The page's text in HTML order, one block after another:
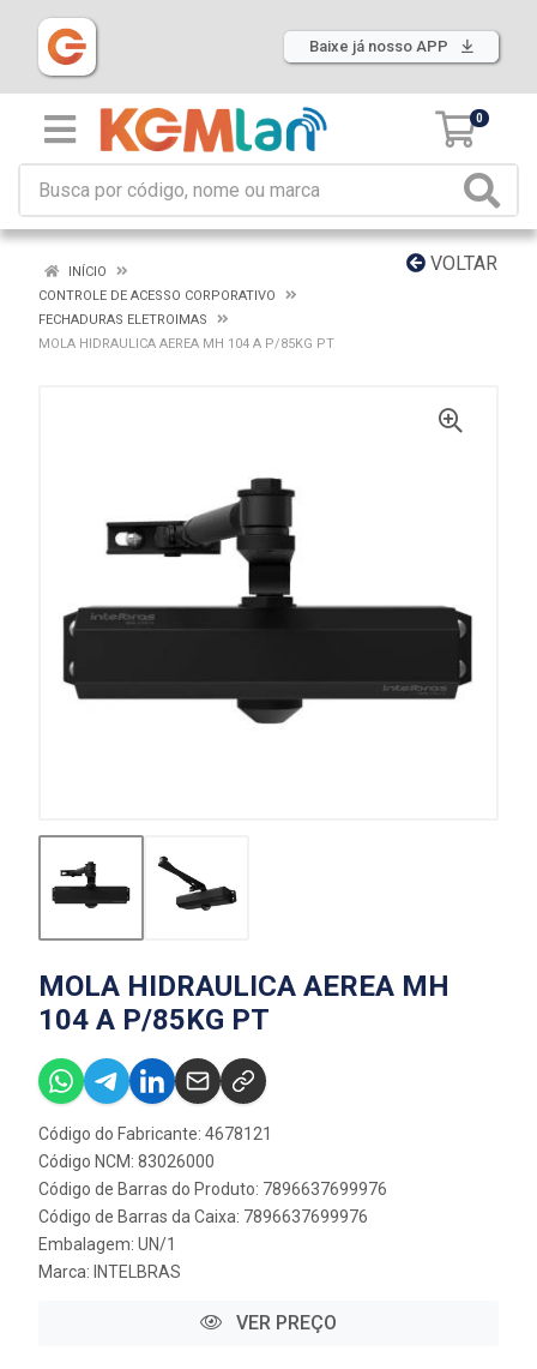
Baixe já nosso APP
0
VOLTAR
INÍCIO
CONTROLE DE ACESSO CORPORATIVO
FECHADURAS ELETROIMAS
MOLA HIDRAULICA AEREA MH 104 A P/85KG PT
MOLA HIDRAULICA AEREA MH
104 A P/85KG PT
Código do Fabricante: 4678121
Código NCM: 83026000
Código de Barras do Produto: 7896637699976
Código de Barras da Caixa: 7896637699976
Embalagem: UN/1
Marca: INTELBRAS
VER PREÇO